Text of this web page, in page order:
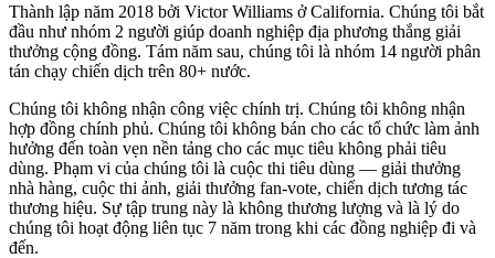
Thành lập năm 2018 bởi Victor Williams ở California. Chúng tôi bắt
đầu như nhóm 2 người giúp doanh nghiệp địa phương thắng giải
thưởng cộng đồng. Tám năm sau, chúng tôi là nhóm 14 người phân
tán chạy chiến dịch trên 80+ nước.
Chúng tôi không nhận công việc chính trị. Chúng tôi không nhận
hợp đồng chính phủ. Chúng tôi không bán cho các tổ chức làm ảnh
hưởng đến toàn vẹn nền tảng cho các mục tiêu không phải tiêu
dùng. Phạm vi của chúng tôi là cuộc thi tiêu dùng — giải thưởng
nhà hàng, cuộc thi ảnh, giải thưởng fan-vote, chiến dịch tương tác
thương hiệu. Sự tập trung này là không thương lượng và là lý do
chúng tôi hoạt động liên tục 7 năm trong khi các đồng nghiệp đi và
đến.